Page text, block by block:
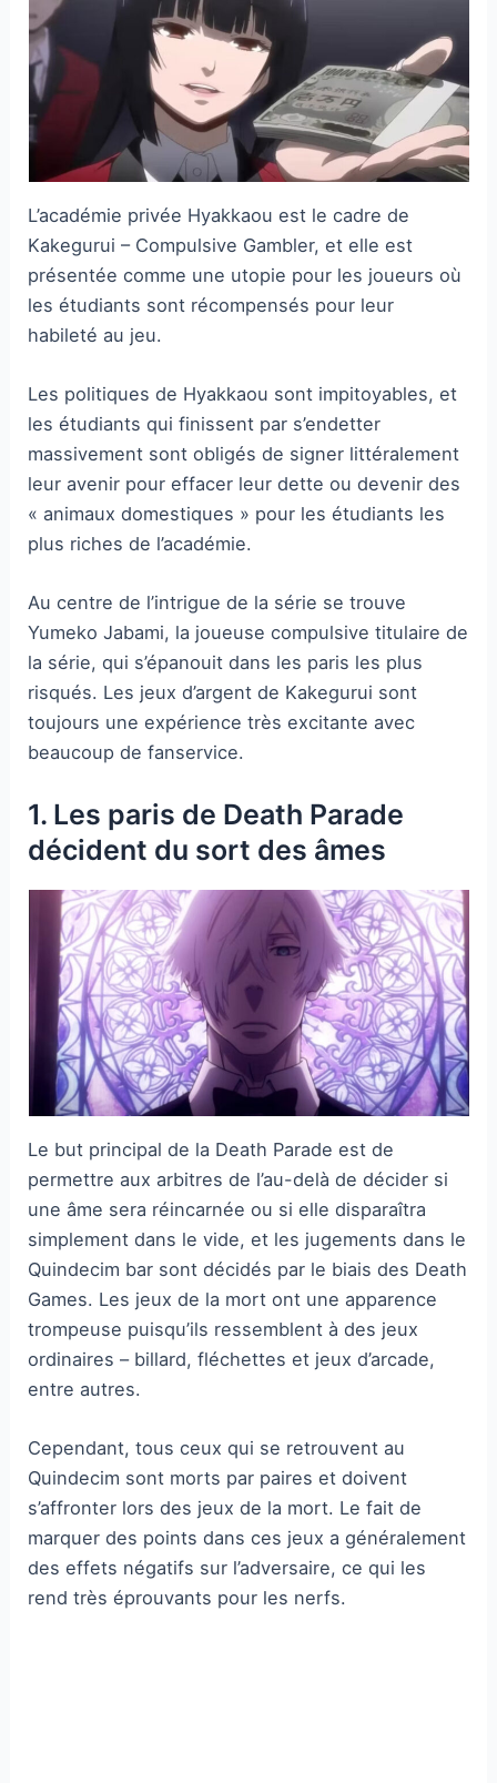
L’académie privée Hyakkaou est le cadre de
Kakegurui – Compulsive Gambler, et elle est
présentée comme une utopie pour les joueurs où
les étudiants sont récompensés pour leur
habileté au jeu.
Les politiques de Hyakkaou sont impitoyables, et
les étudiants qui finissent par s’endetter
massivement sont obligés de signer littéralement
leur avenir pour effacer leur dette ou devenir des
« animaux domestiques » pour les étudiants les
plus riches de l’académie.
Au centre de l’intrigue de la série se trouve
Yumeko Jabami, la joueuse compulsive titulaire de
la série, qui s’épanouit dans les paris les plus
risqués. Les jeux d’argent de Kakegurui sont
toujours une expérience très excitante avec
beaucoup de fanservice.
1. Les paris de Death Parade
décident du sort des âmes
Le but principal de la Death Parade est de
permettre aux arbitres de l’au-delà de décider si
une âme sera réincarnée ou si elle disparaîtra
simplement dans le vide, et les jugements dans le
Quindecim bar sont décidés par le biais des Death
Games. Les jeux de la mort ont une apparence
trompeuse puisqu’ils ressemblent à des jeux
ordinaires – billard, fléchettes et jeux d’arcade,
entre autres.
Cependant, tous ceux qui se retrouvent au
Quindecim sont morts par paires et doivent
s’affronter lors des jeux de la mort. Le fait de
marquer des points dans ces jeux a généralement
des effets négatifs sur l’adversaire, ce qui les
rend très éprouvants pour les nerfs.